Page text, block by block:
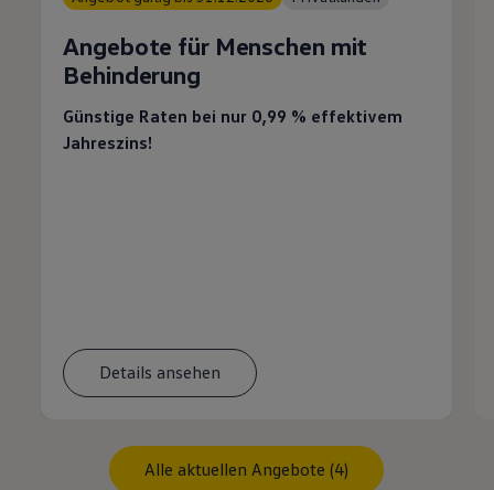
Angebote für Menschen mit
Behinderung
Günstige Raten bei nur 0,99 % effektivem
Jahreszins!
Details ansehen
Alle aktuellen Angebote (4)